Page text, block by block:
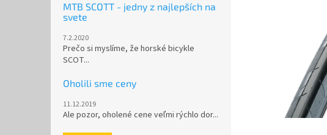
MTB SCOTT - jedny z najlepších na
svete
7.2.2020
Prečo si myslíme, že horské bicykle
SCOT...
Oholili sme ceny
11.12.2019
Ale pozor, oholené cene veľmi rýchlo dor...